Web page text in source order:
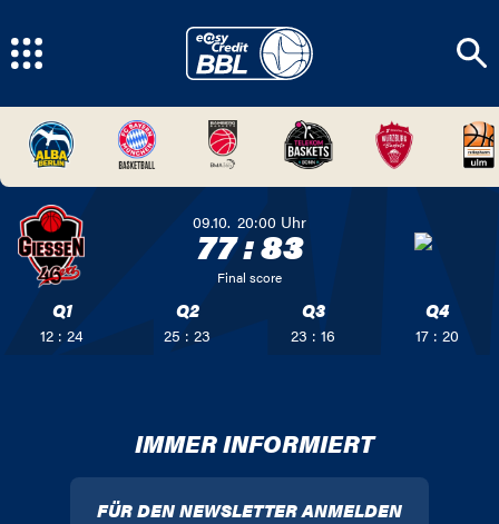
09.10. 20:00 Uhr
77:83
Final score
Q1
12 : 24
Q2
25 : 23
Q3
23 : 16
Q4
17 : 20
IMMER INFORMIERT
FÜR DEN NEWSLETTER ANMELDEN